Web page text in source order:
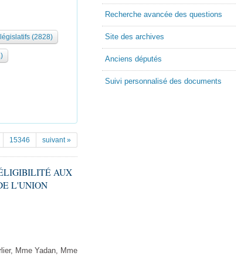
(2828)
15346 suivant »
AUX
L'UNION
Mme Yadan, Mme
Recherche avancée des questions
Site des archives
Anciens députés
Suivi personnalisé des documents